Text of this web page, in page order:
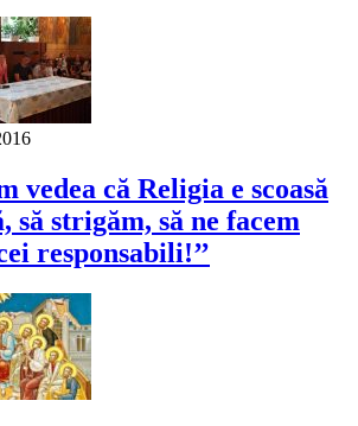
vedea că Religia e scoasă
să strigăm, să ne facem
responsabili!’’